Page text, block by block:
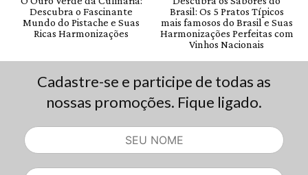
Cadastre-se e participe de todas as
nossas promoções. Fique ligado.